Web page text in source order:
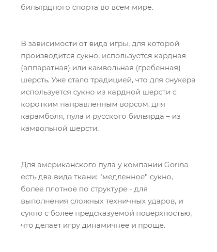
бильярдного спорта во всем мире.
В зависимости от вида игры, для которой
производится сукно, используется кардная
(аппаратная) или камвольная (гребенная)
шерсть. Уже стало традицией, что для снукера
используется сукно из кардной шерсти с
коротким направленным ворсом, для
карамболя, пула и русского бильярда – из
камвольной шерсти.
Для американского пула у компании Gorina
есть два вида ткани: "медленное" сукно,
более плотное по структуре - для
выполнения сложных техничных ударов, и
сукно с более предсказуемой поверхностью,
что делает игру динамичнее и проще.